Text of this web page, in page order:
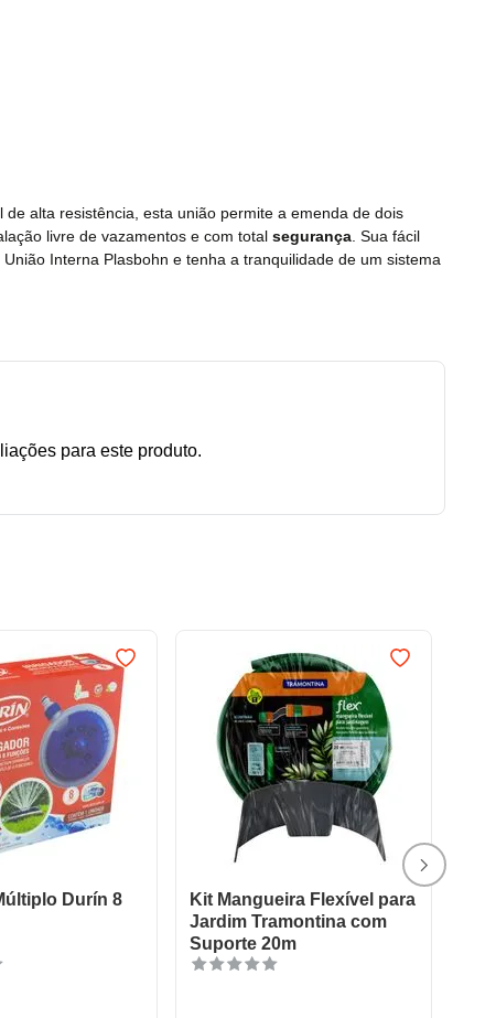
de alta resistência, esta união permite a emenda de dois
livre de vazamentos e com total segurança . Sua fácil
Interna Plasbohn e tenha a tranquilidade de um sistema
Durín 8
Kit Mangueira Flexível para
Jardim Tramontina com
Suporte 20m